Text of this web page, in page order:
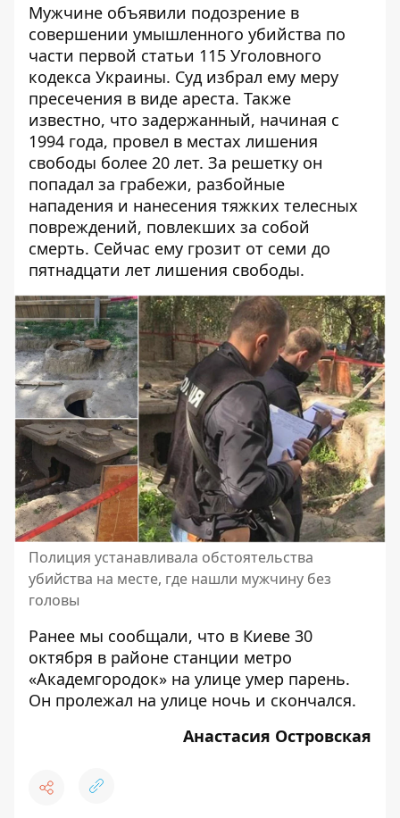
Мужчине объявили подозрение в
совершении умышленного убийства по
части первой статьи 115 Уголовного
кодекса Украины. Суд избрал ему меру
пресечения в виде ареста. Также
известно, что задержанный, начиная с
1994 года, провел в местах лишения
свободы более 20 лет. За решетку он
попадал за грабежи, разбойные
нападения и нанесения тяжких телесных
повреждений, повлекших за собой
смерть. Сейчас ему грозит от семи до
пятнадцати лет лишения свободы.
Полиция устанавливала обстоятельства
убийства на месте, где нашли мужчину без
головы
Ранее мы сообщали, что в Киеве 30
октября в районе станции метро
«Академгородок» на улице умер парень.
Он пролежал на улице ночь и скончался.
Анастасия Островская